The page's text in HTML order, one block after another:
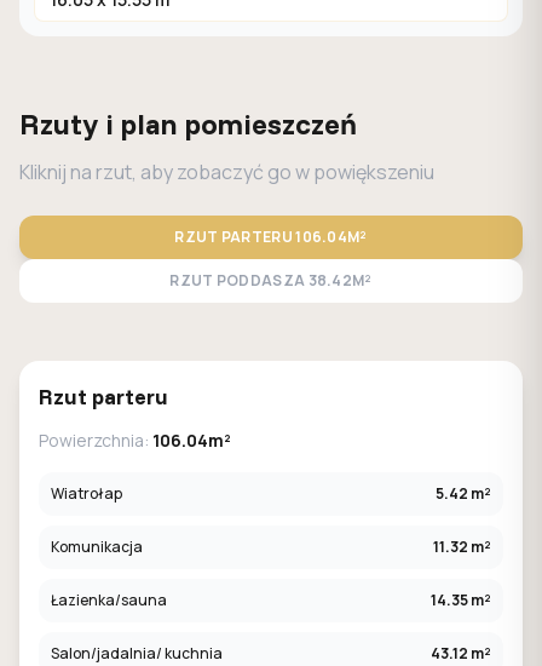
Rzuty i plan pomieszczeń
Kliknij na rzut, aby zobaczyć go w powiększeniu
RZUT PARTERU106.04M²
RZUT PODDASZA 38.42M²
Rzut parteru
Powierzchnia: 106.04m²
Wiatrołap 5.42 m²
Komunikacja 11.32 m²
Łazienka/sauna 14.35 m²
Salon/jadalnia/ kuchnia 43.12 m²